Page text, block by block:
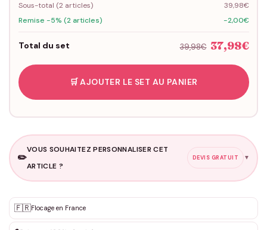
Sous-total (2articles)
39,98€
Remise -5% (2 articles)
-2,00€
Total du set 39,98€ 37,98€
🛒 AJOUTER LE SET AU PANIER
✏️
VOUS SOUHAITEZ PERSONNALISER CET
ARTICLE ?
DEVIS GRATUIT ▼
✨ Personnalisation sur mesure
DEVIS GRATUIT · Personnalisation de 3 à 10€ selon la demande
🇫🇷Flocage en France